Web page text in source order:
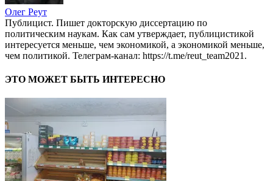
Олег Реут
Публицист. Пишет докторскую диссертацию по
политическим наукам. Как сам утверждает, публицистикой
интересуется меньше, чем экономикой, а экономикой меньше,
чем политикой. Телеграм-канал: https://t.me/reut_team2021.
ЭТО МОЖЕТ БЫТЬ ИНТЕРЕСНО